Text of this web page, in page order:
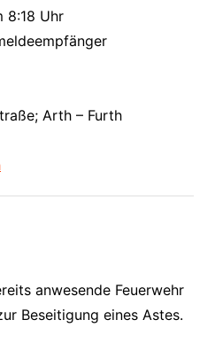
8:18 Uhr
Arth – Furth
anwesende Feuerwehr
Beseitigung eines Astes.